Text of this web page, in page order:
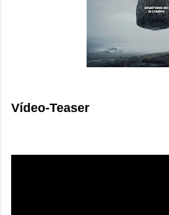
Vídeo-Teaser